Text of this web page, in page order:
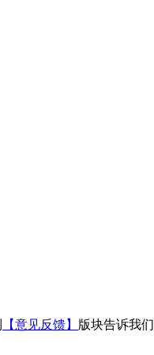
【意见反馈】 版块告诉我